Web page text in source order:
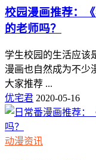
校园漫画推荐：
的老师吗？
学生校园的生活应该
漫画也自然成为不少
大家推荐 ...
优宅君 2020-05-16
动漫资讯